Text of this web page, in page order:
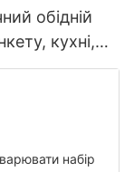
обідній
кухні,
стейку,